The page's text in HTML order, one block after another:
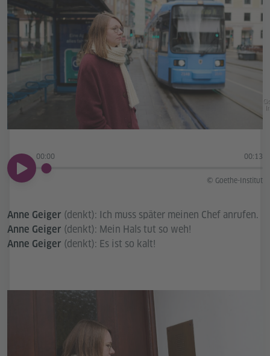
00:00 00:13
00:00
© Goethe-Institut
Anne Geiger (denkt): Ich muss später meinen Chef anrufen.
Anne Geiger (denkt): Mein Hals tut so weh!
Anne Geiger (denkt): Es ist so kalt!